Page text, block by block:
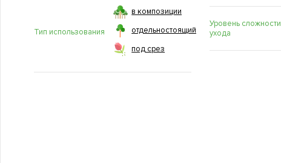
Тип использования
в композиции
отдельностоящий
под срез
Уровень сложности
ухода